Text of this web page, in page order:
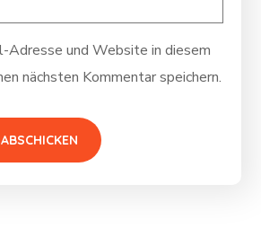
Adresse und Website in diesem
nächsten Kommentar speichern.